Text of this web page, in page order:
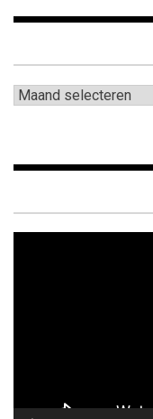
Archieven